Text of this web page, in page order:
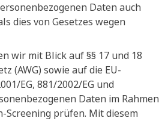
Daten auch
dies von Gesetzes wegen
wir mit Blick auf §§ 17 und 18
(AWG) sowie auf die EU-
EG, 881/2002/EG und
Daten im Rahmen
Screening prüfen. Mit diesem